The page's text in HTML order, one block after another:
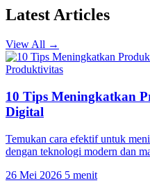
Latest Articles
View All →
Produktivitas
10 Tips Meningkatkan
Digital
Temukan cara efektif untuk
dengan teknologi modern dan
26 Mei 2026 5 menit